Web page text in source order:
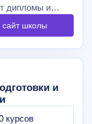
дипломы и
школы
и
курсов